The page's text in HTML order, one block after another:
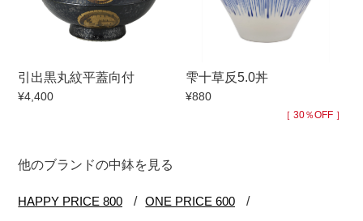
引出黒丸紋平蓋向付
¥4,400
雫十草反5.0丼
¥880
［ 30％OFF ］
他のブランドの中鉢を見る